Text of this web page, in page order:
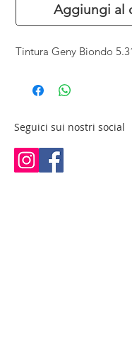
Aggiungi al
Tintura Geny Biondo
Seguici sui nostri social